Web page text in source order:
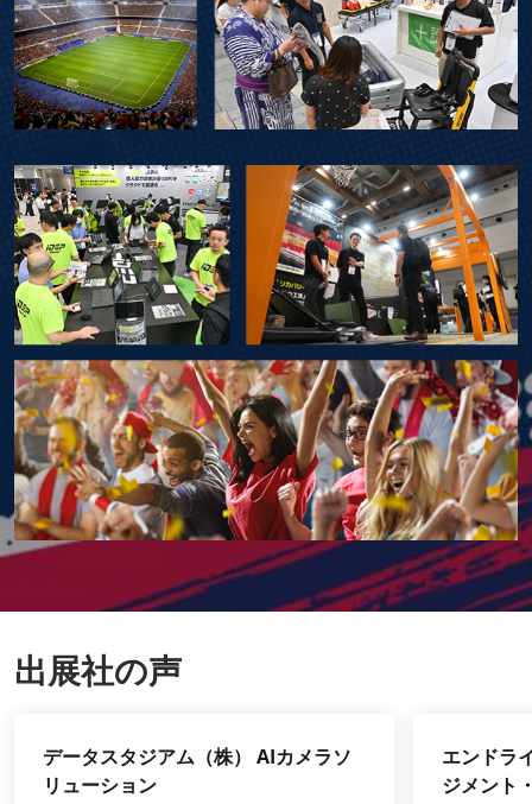
出展社の声
データスタジアム（株） AIカメラソ
リューション
エンドラ
ジメント